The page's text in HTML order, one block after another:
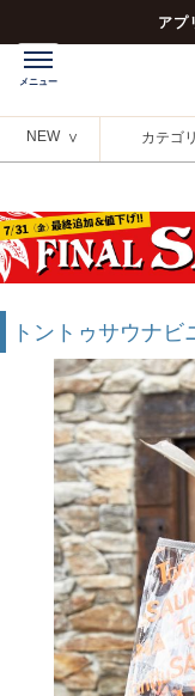
アプ
NEW カテゴ
トントゥサウナビ